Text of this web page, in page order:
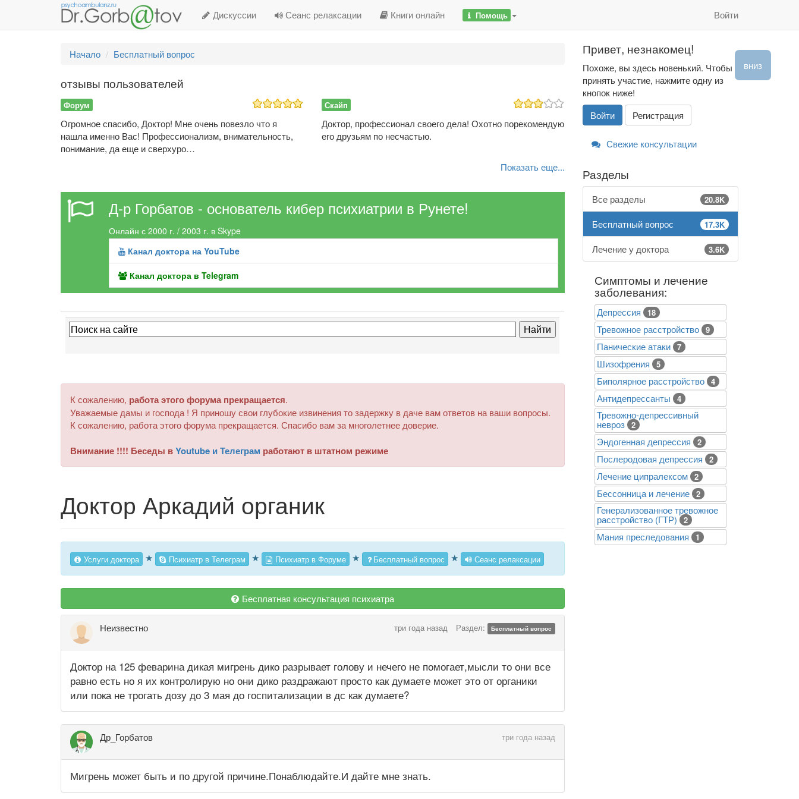
Дискуссии Сеанс релаксации Книги онлайн Помощь Войти
Начало Бесплатный вопрос
отзывы пользователей
Форум
Огромное спасибо, Доктор! Мне очень повезло что я
нашла именно Вас! Профессионализм, внимательность,
понимание, да еще и сверхуро…
Скайп
Доктор, профессионал своего дела! Охотно порекомендую
его друзьям по несчастью.
Показать еще...
Д-р Горбатов - основатель кибер психиатрии в Рунете!
Онлайн с 2000 г. / 2003 г. в Skype
Канал доктора на YouTube
Канал доктора в Telegram
К сожалению, работа этого форума прекращается.
Уважаемые дамы и господа ! Я приношу свои глубокие извинения то задержку в даче вам ответов на ваши вопросы.
К сожалению, работа этого форума прекращается. Спасибо вам за многолетнее доверие.
Внимание !!!! Беседы вYoutube и Телеграм работают в штатном режиме
Доктор Аркадий органик
вниз
Услуги доктора ★ Психиатр в Телеграм ★ Психиатр в Форуме ★ Бесплатный вопрос ★ Сеанс релаксации
Бесплатная консультация психиатра
Неизвестно три года назад Раздел: Бесплатный вопрос
Доктор на 125 феварина дикая мигрень дико разрывает голову и нечего не помогает,мысли то они все
равно есть но я их контролирую но они дико раздражают просто как думаете может это от органики
или пока не трогать дозу до 3 мая до госпитализации в дс как думаете?
Др_Горбатов три года назад
Мигрень может быть и по другой причине.Понаблюдайте.И дайте мне знать.
Привет, незнакомец!
Похоже, вы здесь новенький. Чтобы
принять участие, нажмите одну из
кнопок ниже!
Войти
Регистрация
Свежие консультации
Разделы
Все разделы 20.8K
Бесплатный вопрос 17.3K
Лечение у доктора 3.6K
Симптомы и лечение
заболевания:
Депрессия 18
Тревожное расстройство 9
Панические атаки 7
Шизофрения 5
Биполярное расстройство 4
Антидепрессанты 4
Тревожно-депрессивный
невроз 2
Эндогенная депрессия 2
Послеродовая депрессия 2
Лечение ципралексом 2
Бессонница и лечение 2
Генерализованное тревожное
расстройство (ГТР) 2
Mания преследования 1